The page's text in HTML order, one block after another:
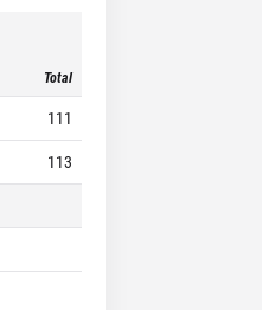
Total
111
113